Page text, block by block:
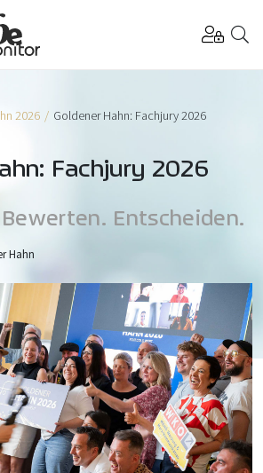
2026 Goldener Hahn: Fachjury 2026
Fachjury 2026
Entscheiden.
Hahn